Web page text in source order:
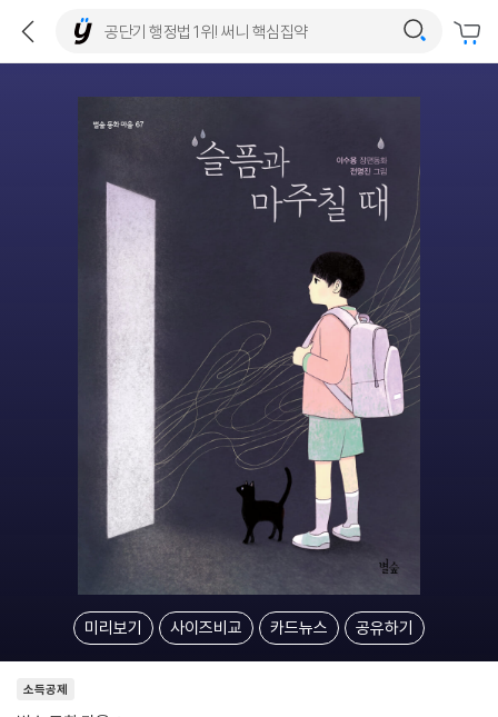
미리보기 사이즈비교 카드뉴스 공유하기
소득공제